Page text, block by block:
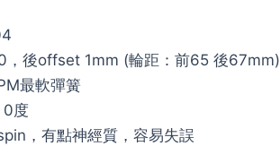
，後offset 1mm (輪距：前65 後67mm)
最軟彈簧
0度
，有點神經質，容易失誤